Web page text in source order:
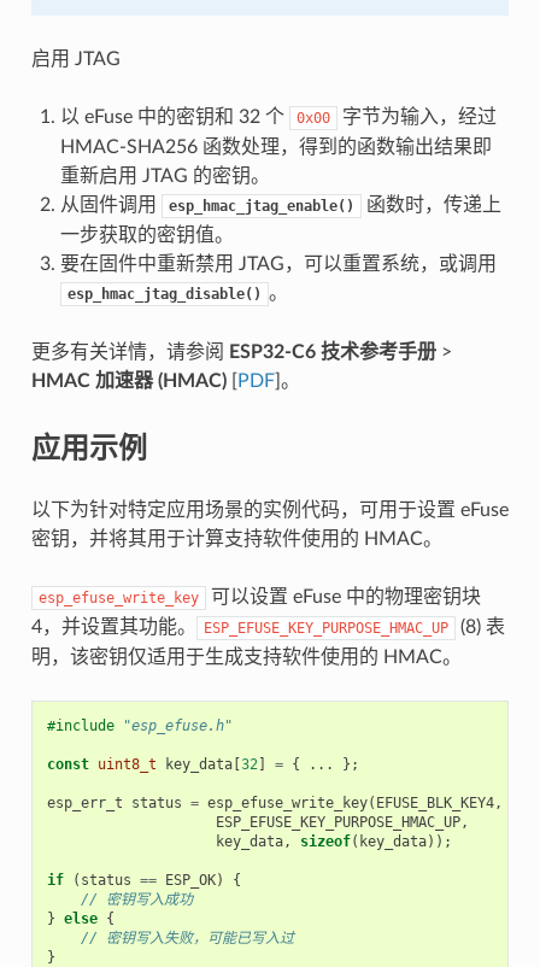
启用 JTAG
以 eFuse 中的密钥和 32 个 0x00
字节为输入，经过
HMAC-SHA256 函数处理，得到的函数输出结果即
重新启用 JTAG 的密钥。
从固件调用
esp_hmac_jtag_enable()
函数时，传递上
一步获取的密钥值。
要在固件中重新禁用 JTAG，可以重置系统，或调用
esp_hmac_jtag_disable() 。
更多有关详情，请参阅 ESP32-C6 技术参考手册>
HMAC 加速器 (HMAC)[ PDF]。
应用示例
以下为针对特定应用场景的实例代码，可用于设置 eFuse
密钥，并将其用于计算支持软件使用的 HMAC。
esp_efuse_write_key
可以设置 eFuse 中的物理密钥块
4，并设置其功能。
ESP_EFUSE_KEY_PURPOSE_HMAC_UP
(8) 表
明，该密钥仅适用于生成支持软件使用的 HMAC。
#include "esp_efuse.h"
const uint8_t key_data[32] = { ... };
esp_err_t status = esp_efuse_write_key( EFUSE_BLK_KEY4,
ESP_EFUSE_KEY_PURPOSE_HMAC_UP,
key_data, sizeof( key_data));
if ( status == ESP_OK)
{
// 密钥写入成功
} else {
// 密钥写入失败，可能已写入过
}